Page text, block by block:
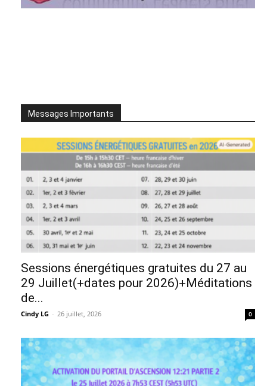
Messages Importants
Sessions énergétiques gratuites du 27 au
29 Juillet(+dates pour 2026)+Méditations
de...
Cindy LG - 26 juillet, 2026 0